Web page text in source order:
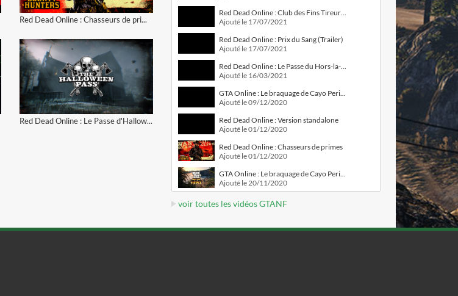
Red Dead Online : Chasseurs de primes
voir la vidéo
Red Dead Online : Le Passe d'Halloween
Red Dead Online : Club des Fins Tireurs n°1
Ajouté le 17/07/2021
Red Dead Online : Prix du Sang (Trailer)
Ajouté le 17/07/2021
Red Dead Online : Le Passe du Hors-la-Loi n°5
Ajouté le 16/03/2021
GTA Online : Le braquage de Cayo Perico (Trailer #2)
Ajouté le 09/12/2020
Red Dead Online : Version standalone
Ajouté le 01/12/2020
Red Dead Online : Chasseurs de primes
Ajouté le 01/12/2020
GTA Online : Le braquage de Cayo Perico (Trailer #1)
Ajouté le 20/11/2020
voir toutes les vidéos GTANF